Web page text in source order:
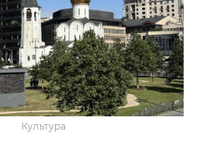
Культура